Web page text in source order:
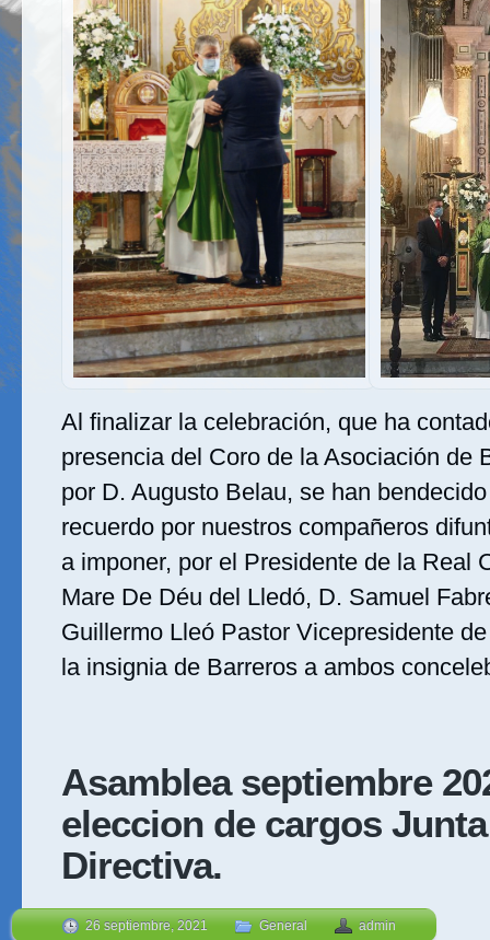
Al finalizar la celebración, que ha
presencia del Coro de la Asociación de
por D. Augusto Belau, se han
recuerdo por nuestros compañeros
a imponer, por el Presidente de la Real
Mare De Déu del Lledó, D. Samuel
Guillermo Lleó Pastor Vicepresidente
la insignia de Barreros a ambos
Asamblea septiembre
eleccion de cargos Junta
Directiva.
26 septiembre, 2021 General admin